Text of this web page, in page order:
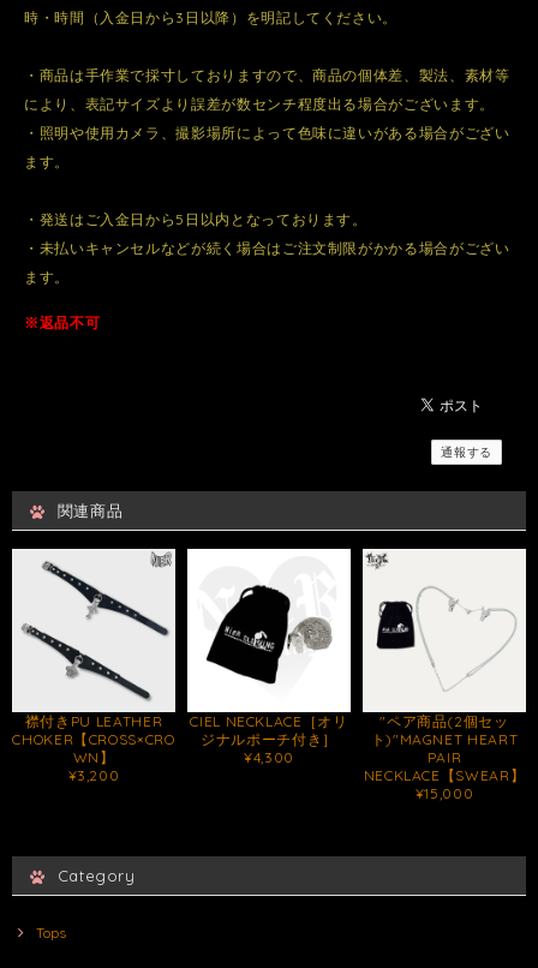
時・時間（入金日から3日以降）を明記してください。
・商品は手作業で採寸しておりますので、商品の個体差、製法、素材等
により、表記サイズより誤差が数センチ程度出る場合がございます。
・照明や使用カメラ、撮影場所によって色味に違いがある場合がござい
ます。
・発送はご入金日から5日以内となっております。
・未払いキャンセルなどが続く場合はご注文制限がかかる場合がござい
ます。
※返品不可
通報する
関連商品
襟付きPU LEATHER
CHOKER【CROSS×CRO
WN】
¥3,200
CIEL NECKLACE［オリ
ジナルポーチ付き］
¥4,300
"ペア商品(2個セッ
ト)"MAGNET HEART
PAIR
NECKLACE【SWEAR】
¥15,000
Category
Tops